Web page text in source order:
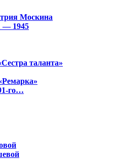
Москина
— 1945
таланта»
го…